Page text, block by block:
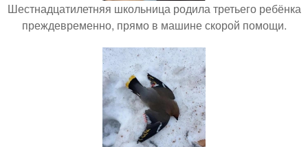
Шестнадцатилетняя школьница родила третьего ребёнка
преждевременно, прямо в машине скорой помощи.